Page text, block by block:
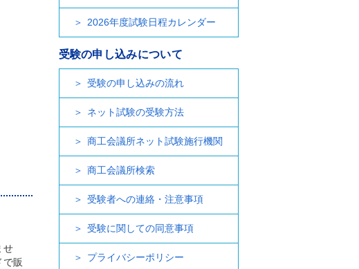
せ
販
2026年度試験日程カレンダー
受験の申し込みについて
受験の申し込みの流れ
ネット試験の受験方法
商工会議所ネット試験施行機関
商工会議所検索
受験者への連絡・注意事項
受験に関しての同意事項
プライバシーポリシー